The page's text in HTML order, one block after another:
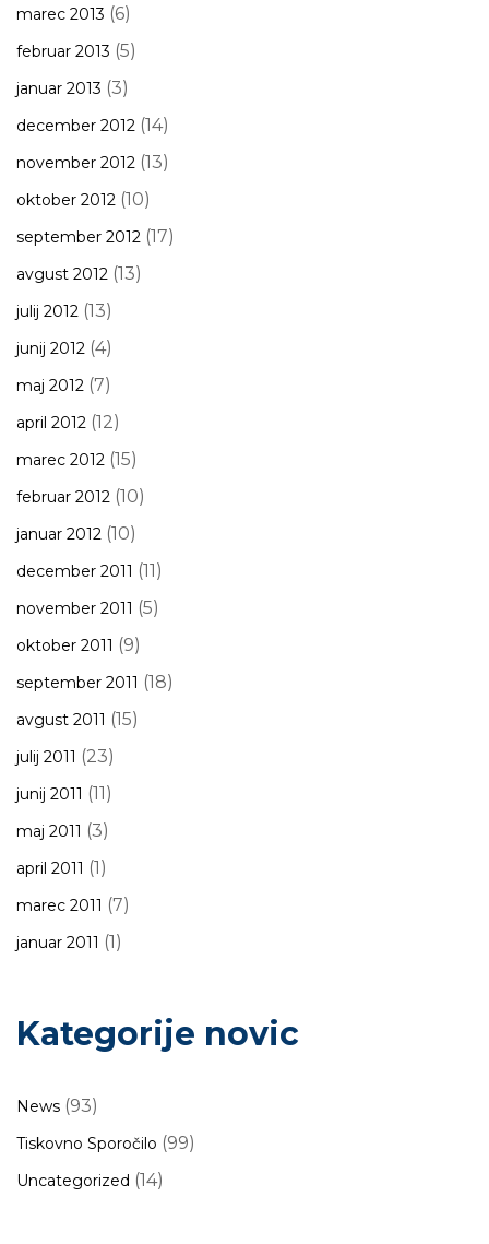
marec 2013 (6)
februar 2013 (5)
januar 2013 (3)
december 2012 (14)
november 2012 (13)
oktober 2012 (10)
september 2012 (17)
avgust 2012 (13)
julij 2012 (13)
junij 2012 (4)
maj 2012 (7)
april 2012 (12)
marec 2012 (15)
februar 2012 (10)
januar 2012 (10)
december 2011 (11)
november 2011 (5)
oktober 2011 (9)
september 2011 (18)
avgust 2011 (15)
julij 2011 (23)
junij 2011 (11)
maj 2011 (3)
april 2011 (1)
marec 2011 (7)
januar 2011 (1)
Kategorije novic
News (93)
Tiskovno Sporočilo (99)
Uncategorized (14)